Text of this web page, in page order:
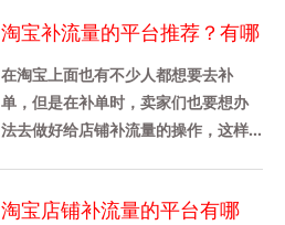
淘宝补流量的平台推荐？有哪
些方式补淘宝流量？
在淘宝上面也有不少人都想要去补
单，但是在补单时，卖家们也要想办
法去做好给店铺补流量的操作，这样
补......
淘宝店铺补流量的平台有哪